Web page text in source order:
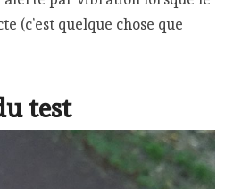
(c’est quelque chose que
test